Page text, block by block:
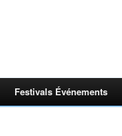
Festivals Événements